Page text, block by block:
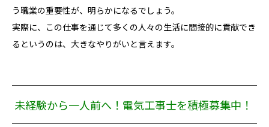
う職業の重要性が、明らかになるでしょう。
実際に、この仕事を通じて多くの人々の生活に間接的に貢献でき
るというのは、大きなやりがいと言えます。
未経験から一人前へ！電気工事士を積極募集中！